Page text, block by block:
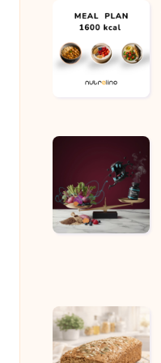
Jedálniček
1600
a pstruh).
Vyvážený
deň
bez
extrémov
„Sacharidy
zlé
a
inzulín
horší.“
Naozaj?
Je
Chlieb
z